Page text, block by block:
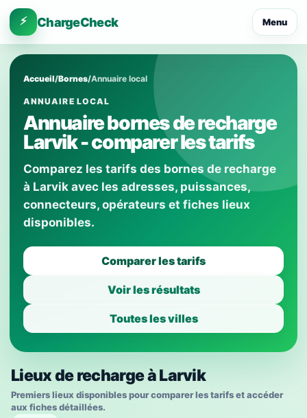
⚡ ChargeCheck Menu
Accueil/Bornes/Annuaire local
ANNUAIRE LOCAL
Annuaire bornes de recharge
Larvik - comparer les tarifs
Comparez les tarifs des bornes de recharge
à Larvik avec les adresses, puissances,
connecteurs, opérateurs et fiches lieux
disponibles.
Comparer les tarifs
Voir les résultats
Toutes les villes
Lieux de recharge à Larvik
Premiers lieux disponibles pour comparer les tarifs et accéder
aux fiches détaillées.